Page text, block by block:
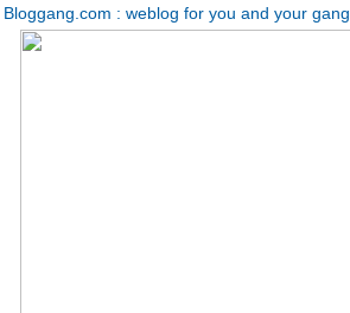
Bloggang.com : weblog for you and your gang